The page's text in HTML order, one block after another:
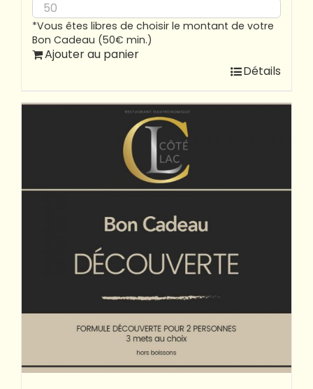
*Vous êtes libres de choisir le montant de votre
Bon Cadeau (50€ min.)
Ajouter au panier
Détails